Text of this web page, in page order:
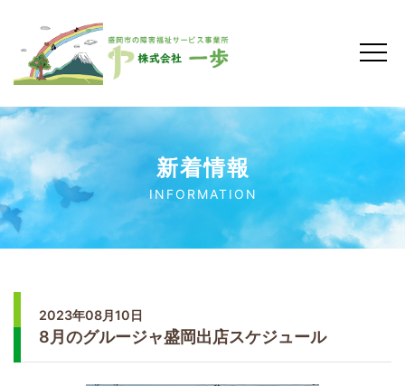
新着情報
INFORMATION
2023年08月10日
8月のグルージャ盛岡出店スケジュール